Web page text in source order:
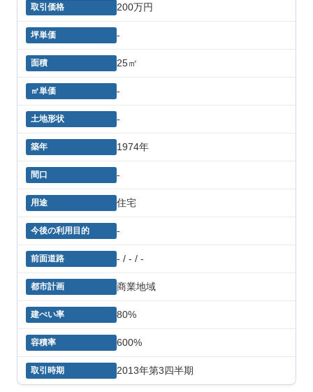
200万円
-
25㎡
-
-
1974年
-
住宅
-
- / - / -
商業地域
80%
600%
2013年第3四半期